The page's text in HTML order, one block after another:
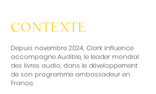
CONTEXTE
Depuis novembre 2024, Clark Influence
accompagne Audible, le leader mondial
des livres audio, dans le développement
de son programme ambassadeur en
France.